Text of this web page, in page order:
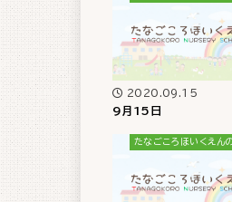
2020.09.15
9月15日
たなごころほいくえん